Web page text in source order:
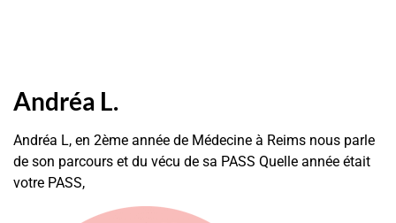
Andréa L.
Andréa L, en 2ème année de Médecine à Reims nous parle
de son parcours et du vécu de sa PASS Quelle année était
votre PASS,